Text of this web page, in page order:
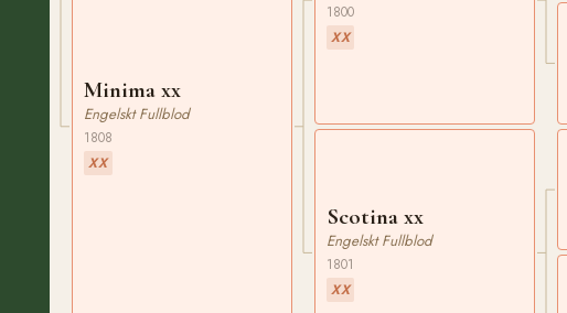
Minima xx
Engelskt Fullblod
1808
XX
1800
XX
Scotina xx
Engelskt Fullblod
1801
XX